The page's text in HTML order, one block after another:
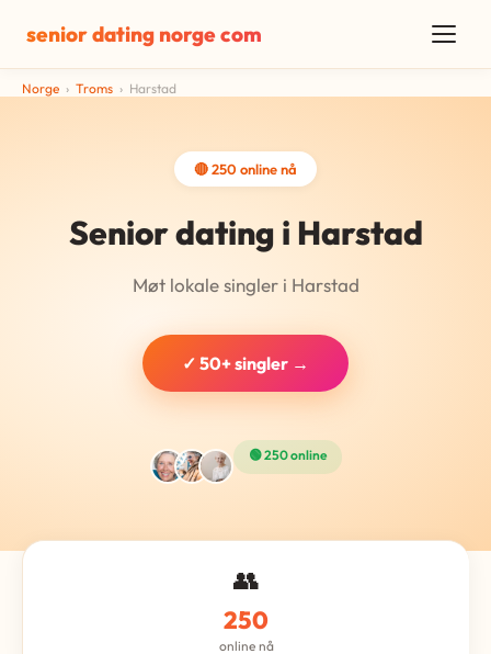
senior dating norge com
Norge › Troms › Harstad
🔴 250 online nå
Senior dating i Harstad
Møt lokale singler i Harstad
✓ 50+ singler →
🟢 250 online
👥
250
online nå